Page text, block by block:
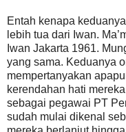
Entah kenapa
lebih tua dari Iwan.
Iwan Jakarta 1961.
yang sama. Keduanya
mempertanyakan
kerendahan hati
sebagai pegawai PT
sudah mulai dikenal